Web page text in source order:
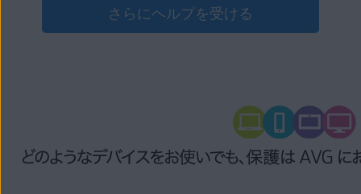
さらにヘルプを受ける